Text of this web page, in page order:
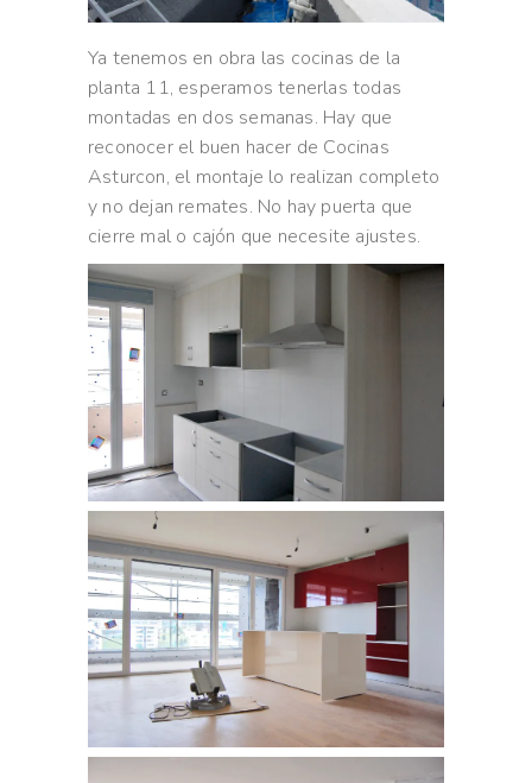
Ya tenemos en obra las cocinas de la
planta 11, esperamos tenerlas todas
montadas en dos semanas. Hay que
reconocer el buen hacer de Cocinas
Asturcon, el montaje lo realizan completo
y no dejan remates. No hay puerta que
cierre mal o cajón que necesite ajustes.